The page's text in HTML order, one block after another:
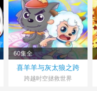
60集全
喜羊羊与灰太狼之跨
时空救兵
跨越时空拯救世界